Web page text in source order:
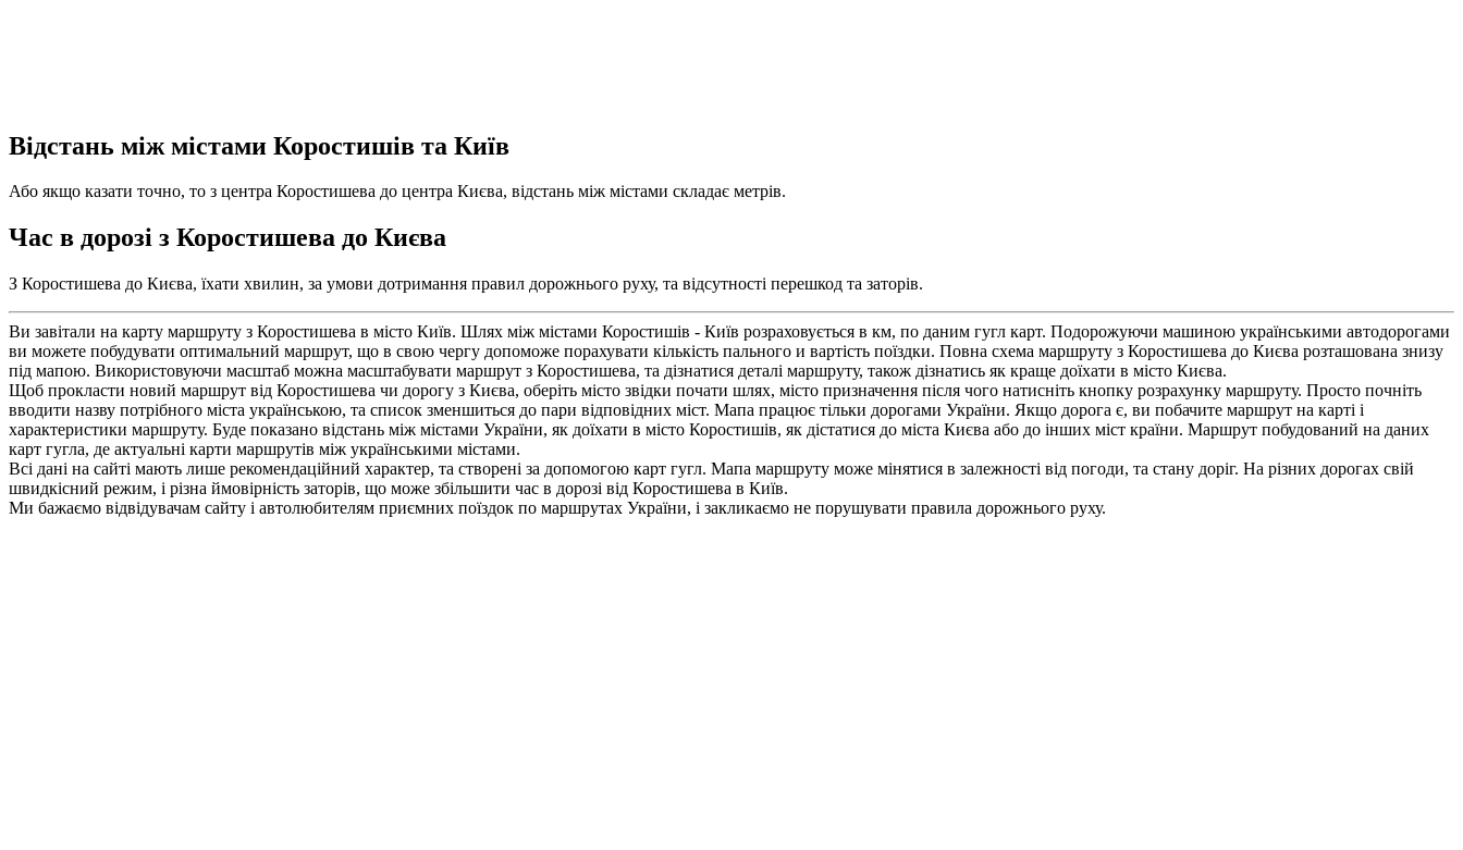
Відстань між містами Коростишів та Київ
Або якщо казати точно, то з центра Коростишева до центра Києва, відстань між містами складає метрів.
Час в дорозі з Коростишева до Києва
З Коростишева до Києва, їхати хвилин, за умови дотримання правил дорожнього руху, та відсутності перешкод та заторів.
Ви завітали на карту маршруту з Коростишева в місто Київ. Шлях між містами Коростишів - Київ розраховується в км, по даним гугл карт. Подорожуючи машиною українськими автодорогами
ви можете побудувати оптимальний маршрут, що в свою чергу допоможе порахувати кількість пального и вартість поїздки. Повна схема маршруту з Коростишева до Києва розташована знизу
під мапою. Використовуючи масштаб можна масштабувати маршрут з Коростишева, та дізнатися деталі маршруту, також дізнатись як краще доїхати в місто Києва.
Щоб прокласти новий маршрут від Коростишева чи дорогу з Києва, оберіть місто звідки почати шлях, місто призначення після чого натисніть кнопку розрахунку маршруту. Просто почніть
вводити назву потрібного міста українською, та список зменшиться до пари відповідних міст. Мапа працює тільки дорогами України. Якщо дорога є, ви побачите маршрут на карті і
характеристики маршруту. Буде показано відстань між містами України, як доїхати в місто Коростишів, як дістатися до міста Києва або до інших міст країни. Маршрут побудований на даних
карт гугла, де актуальні карти маршрутів між українськими містами.
Всі дані на сайті мають лише рекомендаційний характер, та створені за допомогою карт гугл. Мапа маршруту може мінятися в залежності від погоди, та стану доріг. На різних дорогах свій
швидкісний режим, і різна ймовірність заторів, що може збільшити час в дорозі від Коростишева в Київ.
Ми бажаємо відвідувачам сайту і автолюбителям приємних поїздок по маршрутах України, і закликаємо не порушувати правила дорожнього руху.